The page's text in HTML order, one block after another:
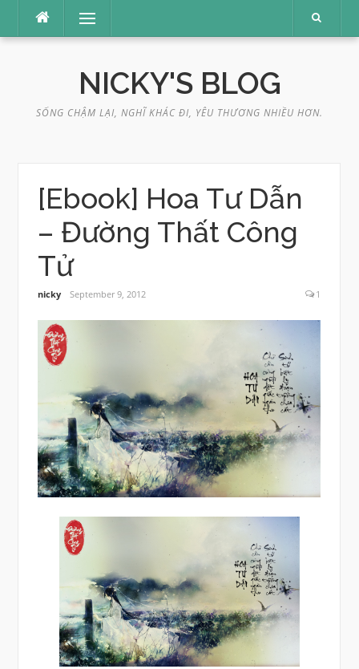
content
Menu
NICKY'S BLOG
SỐNG CHẬM LẠI, NGHĨ KHÁC ĐI, YÊU THƯƠNG NHIỀU HƠN.
[Ebook] Hoa Tư Dẫn
– Đường Thất Công
Tử
nicky September 9, 2012 1